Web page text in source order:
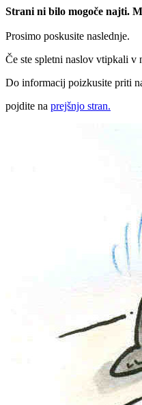
Strani ni bilo mogoče najti.
Prosimo poskusite naslednje.
Če ste spletni naslov vtipkali v
Do informacij poizkusite priti
pojdite na prejšnjo stran.